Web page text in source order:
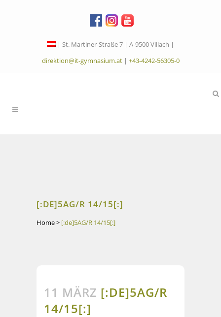
| St. Martiner-Straße 7 | A-9500 Villach |
direktion@it-gymnasium.at| +43-4242-56305-0
[:DE]5AG/R 14/15[:]
Home> [:de]5AG/R 14/15[:]
11 MÄRZ [:DE]5AG/R
14/15[:]